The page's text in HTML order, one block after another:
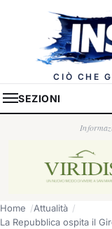
CIÒ CHE
SEZIONI
Home
Attualità
La Repubblica ospita il